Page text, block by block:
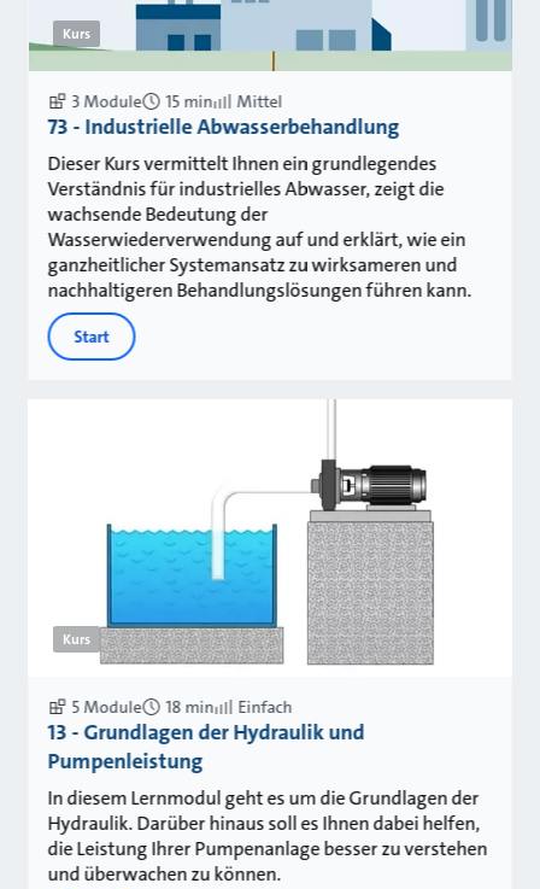
Kurs
3 Module 15 min Mittel
73 - Industrielle Abwasserbehandlung
Dieser Kurs vermittelt Ihnen ein grundlegendes
Verständnis für industrielles Abwasser, zeigt die
wachsende Bedeutung der
Wasserwiederverwendung auf und erklärt, wie ein
ganzheitlicher Systemansatz zu wirksameren und
nachhaltigeren Behandlungslösungen führen kann.
Start
Kurs
5 Module 18 min Einfach
13 - Grundlagen der Hydraulik und
Pumpenleistung
In diesem Lernmodul geht es um die Grundlagen der
Hydraulik. Darüber hinaus soll es Ihnen dabei helfen,
die Leistung Ihrer Pumpenanlage besser zu verstehen
und überwachen zu können.